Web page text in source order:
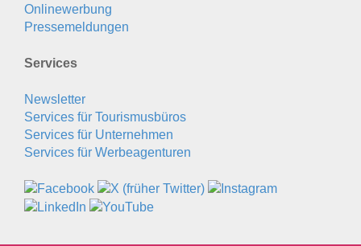
Onlinewerbung
Pressemeldungen
Services
Newsletter
Services für Tourismusbüros
Services für Unternehmen
Services für Werbeagenturen